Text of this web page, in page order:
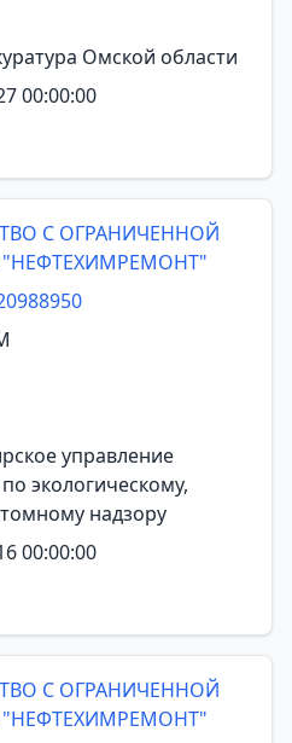
Омской области
00:00:00
С ОГРАНИЧЕННОЙ
управление
экологическому,
надзору
00:00:00
С ОГРАНИЧЕННОЙ